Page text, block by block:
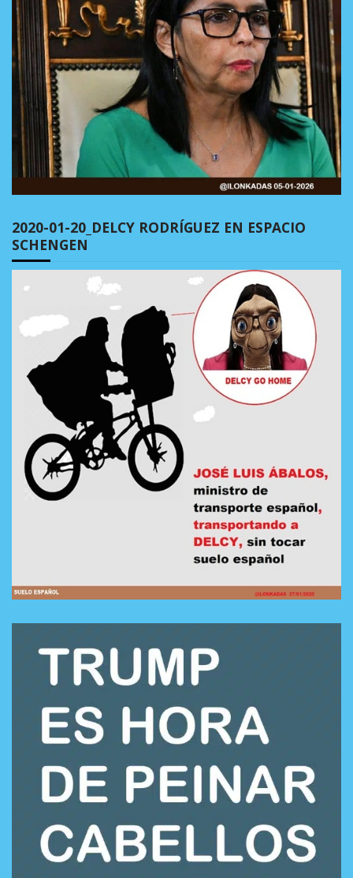
2020-01-20_DELCY RODRÍGUEZ EN ESPACIO
SCHENGEN